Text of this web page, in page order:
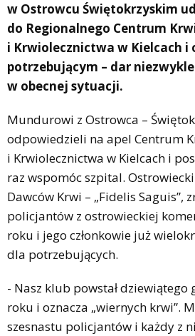
w Ostrowcu Świętokrzyskim
do Regionalnego Centrum
i Krwiolecznictwa w Kielcach i
potrzebującym – dar niezwykle
w obecnej sytuacji.
Mundurowi z Ostrowca –
odpowiedzieli na apel Centrum
i Krwiolecznictwa w Kielcach i
raz wspomóc szpital.
Dawców Krwi – „Fidelis Saguis”,
policjantów z ostrowieckiej
roku i jego członkowie już
dla potrzebujących.
- Nasz klub powstał dziewiątego
roku i oznacza „wiernych krwi”.
szesnastu policjantów i każdy z